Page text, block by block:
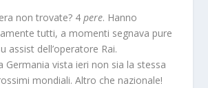
non trovate? 4 pere. Hanno
tutti, a momenti segnava pure
assist dell’operatore Rai.
Germania vista ieri non sia la stessa
mondiali. Altro che nazionale!